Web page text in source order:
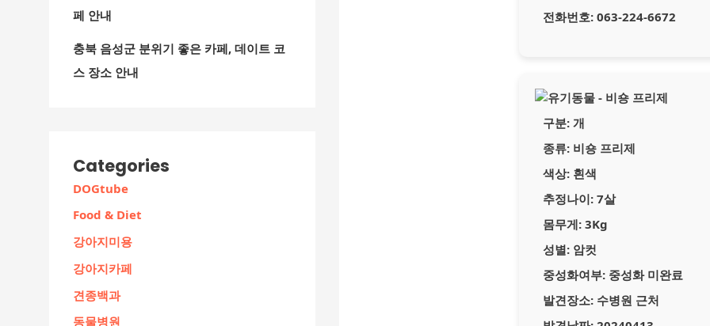
페 안내
충북 음성군 분위기 좋은 카페, 데이트 코
스 장소 안내
Categories
DOGtube
Food & Diet
강아지미용
강아지카페
견종백과
동물병원
전화번호: 063-224-6672
구분: 개
종류: 비숑 프리제
색상: 흰색
추정나이: 7살
몸무게: 3Kg
성별: 암컷
중성화여부: 중성화 미완료
발견장소: 수병원 근처